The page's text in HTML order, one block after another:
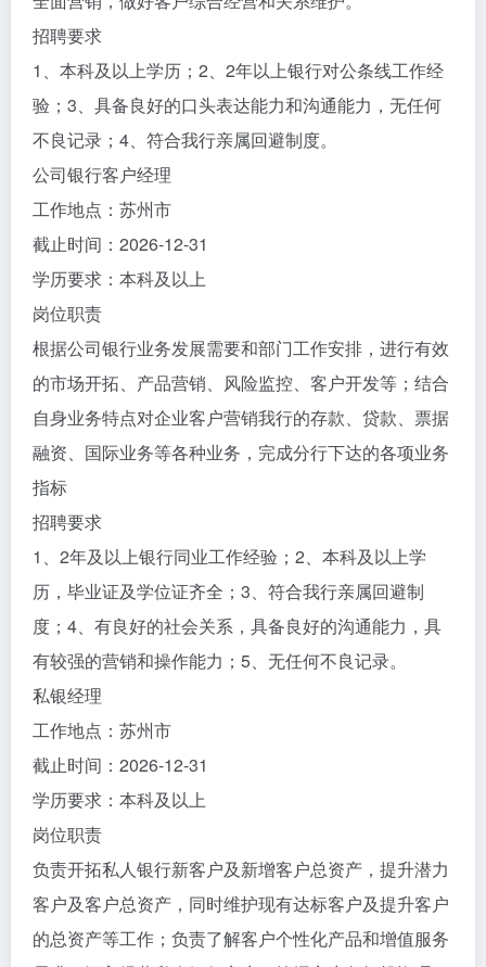
招聘要求
1、本科及以上学历；2、2年以上银行对公条线工作经
验；3、具备良好的口头表达能力和沟通能力，无任何
不良记录；4、符合我行亲属回避制度。
公司银行客户经理
工作地点：苏州市
截止时间：2026-12-31
学历要求：本科及以上
岗位职责
根据公司银行业务发展需要和部门工作安排，进行有效
的市场开拓、产品营销、风险监控、客户开发等；结合
自身业务特点对企业客户营销我行的存款、贷款、票据
融资、国际业务等各种业务，完成分行下达的各项业务
指标
招聘要求
1、2年及以上银行同业工作经验；2、本科及以上学
历，毕业证及学位证齐全；3、符合我行亲属回避制
度；4、有良好的社会关系，具备良好的沟通能力，具
有较强的营销和操作能力；5、无任何不良记录。
私银经理
工作地点：苏州市
截止时间：2026-12-31
学历要求：本科及以上
岗位职责
负责开拓私人银行新客户及新增客户总资产，提升潜力
客户及客户总资产，同时维护现有达标客户及提升客户
的总资产等工作；负责了解客户个性化产品和增值服务